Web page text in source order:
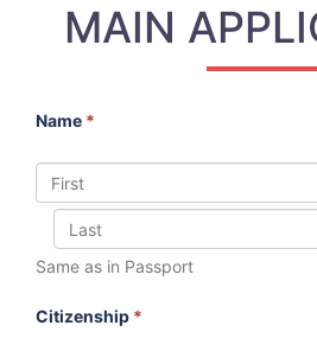
MAIN
Name *
Same as in Passport
Citizenship *